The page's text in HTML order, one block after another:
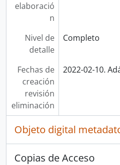
elaboració
n
Nivel de
detalle
Completo
Fechas de
creación
revisión
eliminación
2022-02-10.
Objeto digital
Copias de Acceso